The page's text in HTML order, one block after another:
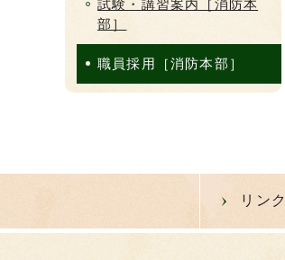
試験・講習案内［消防本
部］
職員採用［消防本部］
リンク